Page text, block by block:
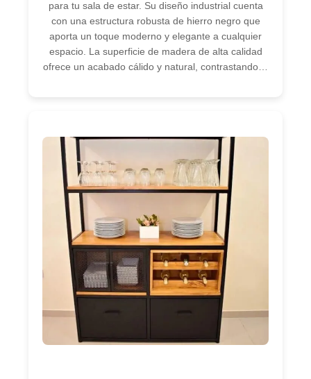
para tu sala de estar. Su diseño industrial cuenta
con una estructura robusta de hierro negro que
aporta un toque moderno y elegante a cualquier
espacio. La superficie de madera de alta calidad
ofrece un acabado cálido y natural, contrastando…